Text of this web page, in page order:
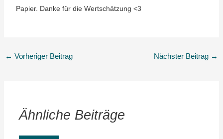
Papier. Danke für die Wertschätzung <3
← Vorheriger Beitrag Nächster Beitrag →
Ähnliche Beiträge